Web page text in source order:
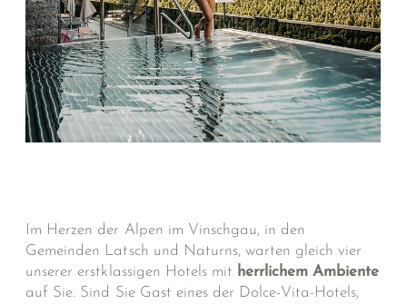
Im Herzen der Alpen im Vinschgau, in den
Gemeinden Latsch und Naturns, warten gleich vier
unserer erstklassigen Hotels mit herrlichem Ambiente
auf Sie. Sind Sie Gast eines der Dolce-Vita-Hotels,